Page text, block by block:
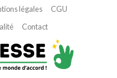
légales
CGU
Contact